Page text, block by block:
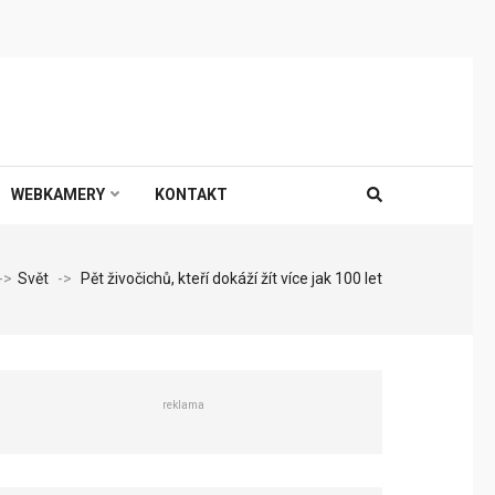
WEBKAMERY KONTAKT
-> Svět -> Pět živočichů, kteří dokáží žít více jak 100 let
reklama